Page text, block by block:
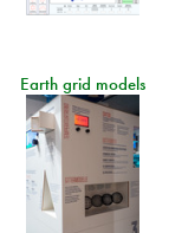
Earth grid models